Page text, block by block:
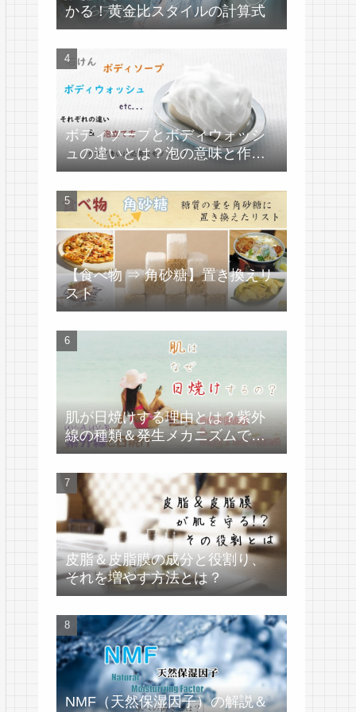
かる！黄金比スタイルの計算式
ボディソープとボディウォッシ
ュの違いとは？泡の意味と作り
方
【食べ物 ⇒ 角砂糖】置き換えリ
スト
肌が日焼けする理由とは？紫外
線の種類＆発生メカニズムで学
ぶ
皮脂＆皮脂膜の成分と役割り、
それを増やす方法とは？
NMF（天然保湿因子）の解説＆